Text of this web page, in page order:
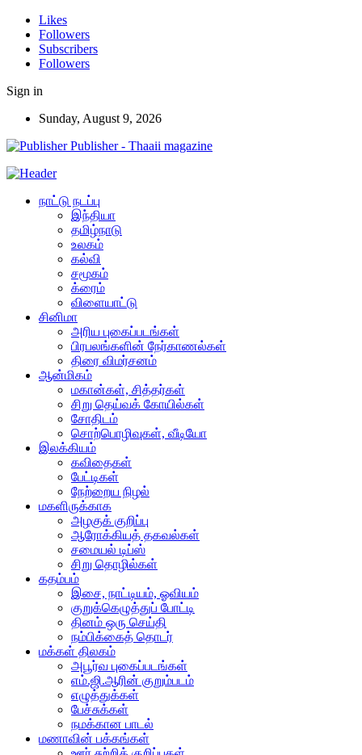
Likes
Followers
Subscribers
Followers
Sign in
Sunday, August 9, 2026
Publisher - Thaaii magazine
நாட்டு நடப்பு
இந்தியா
தமிழ்நாடு
உலகம்
கல்வி
சமூகம்
க்ரைம்
விளையாட்டு
சினிமா
அரிய புகைப்படங்கள்
பிரபலங்களின் நேர்காணல்கள்
திரை விமர்சனம்
ஆன்மிகம்
மகான்கள், சித்தர்கள்
சிறு தெய்வக் கோயில்கள்
சோதிடம்
சொற்பொழிவுகள், வீடியோ
இலக்கியம்
கவிதைகள்
பேட்டிகள்
நேற்றைய நிழல்
மகளிருக்காக
அழகுக் குறிப்பு
ஆரோக்கியத் தகவல்கள்
சமையல் டிப்ஸ்
சிறு தொழில்கள்
கதம்பம்
இசை, நாட்டியம், ஓவியம்
குறுக்கெழுத்துப் போட்டி
தினம் ஒரு செய்தி
நம்பிக்கைத் தொடர்
மக்கள் திலகம்
அபூர்வ புகைப்படங்கள்
எம்.ஜி.ஆரின் குறும்படம்
எழுத்துக்கள்
பேச்சுக்கள்
நமக்கான பாடல்
மணாவின் பக்கங்கள்